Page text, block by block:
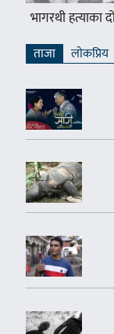
भागरथी हत्याका
ताजा लाेकप्रिय